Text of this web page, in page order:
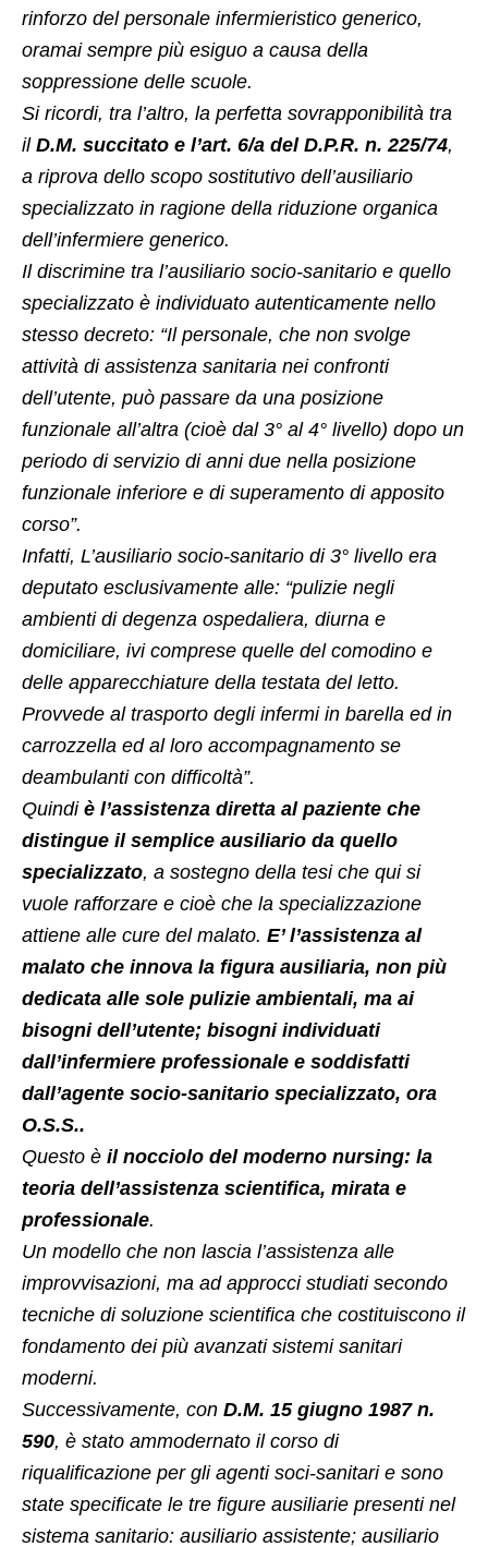
rinforzo del personale infermieristico generico,
oramai sempre più esiguo a causa della
soppressione delle scuole.
Si ricordi, tra l’altro, la perfetta sovrapponibilità tra
il D.M. succitato e l’art. 6/a del D.P.R. n. 225/74,
a riprova dello scopo sostitutivo dell’ausiliario
specializzato in ragione della riduzione organica
dell’infermiere generico.
Il discrimine tra l’ausiliario socio-sanitario e quello
specializzato è individuato autenticamente nello
stesso decreto: “Il personale, che non svolge
attività di assistenza sanitaria nei confronti
dell’utente, può passare da una posizione
funzionale all’altra (cioè dal 3° al 4° livello) dopo un
periodo di servizio di anni due nella posizione
funzionale inferiore e di superamento di apposito
corso”.
Infatti, L’ausiliario socio-sanitario di 3° livello era
deputato esclusivamente alle: “pulizie negli
ambienti di degenza ospedaliera, diurna e
domiciliare, ivi comprese quelle del comodino e
delle apparecchiature della testata del letto.
Provvede al trasporto degli infermi in barella ed in
carrozzella ed al loro accompagnamento se
deambulanti con difficoltà”.
Quindi è l’assistenza diretta al paziente che
distingue il semplice ausiliario da quello
specializzato, a sostegno della tesi che qui si
vuole rafforzare e cioè che la specializzazione
attiene alle cure del malato. E’ l’assistenza al
malato che innova la figura ausiliaria, non più
dedicata alle sole pulizie ambientali, ma ai
bisogni dell’utente; bisogni individuati
dall’infermiere professionale e soddisfatti
dall’agente socio-sanitario specializzato, ora
O.S.S..
Questo è il nocciolo del moderno nursing: la
teoria dell’assistenza scientifica, mirata e
professionale.
Un modello che non lascia l’assistenza alle
improvvisazioni, ma ad approcci studiati secondo
tecniche di soluzione scientifica che costituiscono il
fondamento dei più avanzati sistemi sanitari
moderni.
Successivamente, con D.M. 15 giugno 1987 n.
590, è stato ammodernato il corso di
riqualificazione per gli agenti soci-sanitari e sono
state specificate le tre figure ausiliarie presenti nel
sistema sanitario: ausiliario assistente; ausiliario